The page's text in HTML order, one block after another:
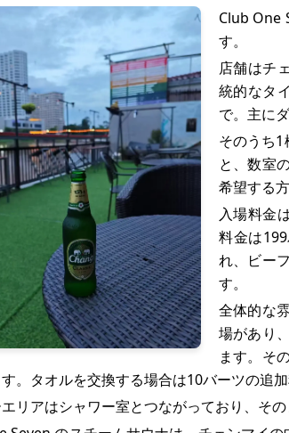
Club One
す。
店舗はチ
統的なタ
で。主に
そのうち
と、数室
希望する
入場料金
料金は
れ、ビー
す。
全体的な
場があり
ます。そ
。タオルを交換する場合は10バーツの追加
リアはシャワー室とつながっており、そ